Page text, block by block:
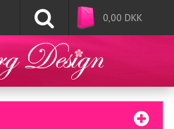
0,00 DKK